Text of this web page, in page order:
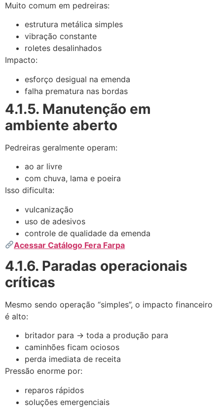
Muito comum em pedreiras:
estrutura metálica simples
vibração constante
roletes desalinhados
Impacto:
esforço desigual na emenda
falha prematura nas bordas
4.1.5. Manutenção em
ambiente aberto
Pedreiras geralmente operam:
ao ar livre
com chuva, lama e poeira
Isso dificulta:
vulcanização
uso de adesivos
controle de qualidade da emenda
Acessar Catálogo Fera Farpa
4.1.6. Paradas operacionais
críticas
Mesmo sendo operação “simples”, o impacto financeiro
é alto:
britador para → toda a produção para
caminhões ficam ociosos
perda imediata de receita
Pressão enorme por:
reparos rápidos
soluções emergenciais